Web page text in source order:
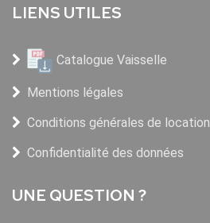
LIENS UTILES
Catalogue Vaisselle
Mentions légales
Conditions générales de location
Confidentialité des données
UNE QUESTION ?